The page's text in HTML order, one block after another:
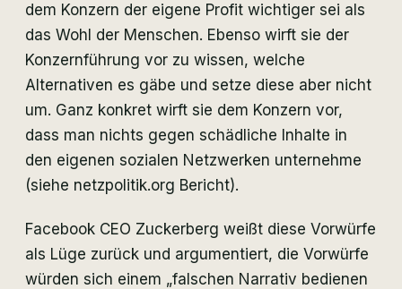
dem Konzern der eigene Profit wichtiger sei als
das Wohl der Menschen. Ebenso wirft sie der
Konzernführung vor zu wissen, welche
Alternativen es gäbe und setze diese aber nicht
um. Ganz konkret wirft sie dem Konzern vor,
dass man nichts gegen schädliche Inhalte in
den eigenen sozialen Netzwerken unternehme
(siehe netzpolitik.org Bericht).
Facebook CEO Zuckerberg weißt diese Vorwürfe
als Lüge zurück und argumentiert, die Vorwürfe
würden sich einem „falschen Narrativ bedienen